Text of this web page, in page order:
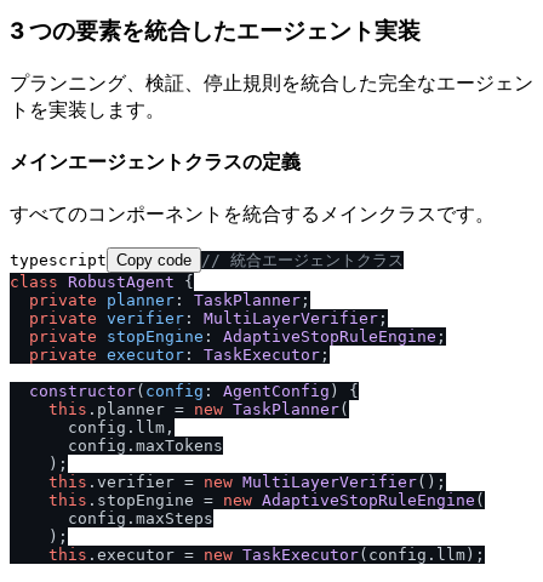
3 つの要素を統合したエージェント実装
プランニング、検証、停止規則を統合した完全なエージェン
トを実装します。
メインエージェントクラスの定義
すべてのコンポーネントを統合するメインクラスです。
typescript Copy code // 統合エージェントクラス
class
RobustAgent {
private
planner : TaskPlanner ;
private verifier : MultiLayerVerifier ;
private
stopEngine : AdaptiveStopRuleEngine ;
private executor : TaskExecutor ;
constructor( config : AgentConfig ) {
this . planner = new TaskPlanner(
      config.
llm ,
      config.
maxTokens
    );
this . verifier = new MultiLayerVerifier();
this . stopEngine = new AdaptiveStopRuleEngine (
      config.
maxSteps
    );
this . executor = new TaskExecutor(config. llm );